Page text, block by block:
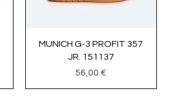
Vista rápida
MUNICH G-3 PROFIT 357
JR. 151137
Precio
56,00 €